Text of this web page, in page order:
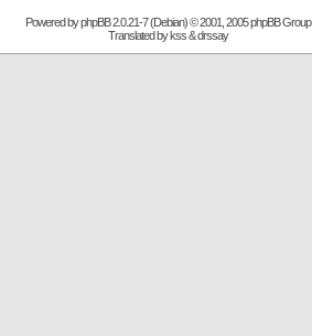
Powered byphpBB2.0.21-7 (Debian) © 2001, 2005 phpBB Group
Translated by kss & drssay